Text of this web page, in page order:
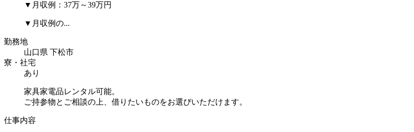
▼月収例：37万～39万円
▼月収例の...
勤務地
山口県 下松市
寮・社宅
あり
家具家電品レンタル可能。
ご持参物とご相談の上、借りたいものをお選びいただけます。
仕事内容